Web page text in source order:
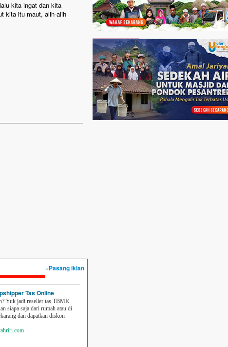
kita ingat dan kita
kita itu maut, alih-alih
+Pasang iklan
Tas Online
Yuk jadi reseller tas TBMR.
siapa saja dari rumah atau di
dan dapatkan diskon